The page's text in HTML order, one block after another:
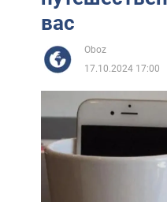
вас
Oboz
17.10.2024 17:00